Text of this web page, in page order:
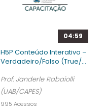
04:59
H5P Conteúdo Interativo –
Verdadeiro/Falso (True/...
Prof. Janderle Rabaiolli
(UAB/CAPES)
995 Acessos